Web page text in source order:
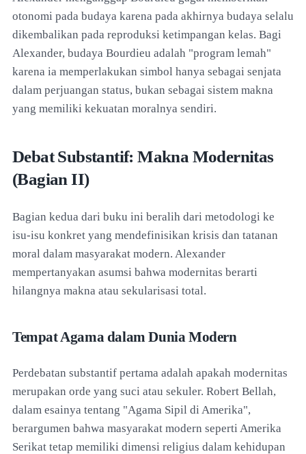
otonomi pada budaya karena pada akhirnya budaya selalu
dikembalikan pada reproduksi ketimpangan kelas. Bagi
Alexander, budaya Bourdieu adalah "program lemah"
karena ia memperlakukan simbol hanya sebagai senjata
dalam perjuangan status, bukan sebagai sistem makna
yang memiliki kekuatan moralnya sendiri.
Debat Substantif: Makna Modernitas
(Bagian II)
Bagian kedua dari buku ini beralih dari metodologi ke
isu-isu konkret yang mendefinisikan krisis dan tatanan
moral dalam masyarakat modern. Alexander
mempertanyakan asumsi bahwa modernitas berarti
hilangnya makna atau sekularisasi total.
Tempat Agama dalam Dunia Modern
Perdebatan substantif pertama adalah apakah modernitas
merupakan orde yang suci atau sekuler. Robert Bellah,
dalam esainya tentang "Agama Sipil di Amerika",
berargumen bahwa masyarakat modern seperti Amerika
Serikat tetap memiliki dimensi religius dalam kehidupan